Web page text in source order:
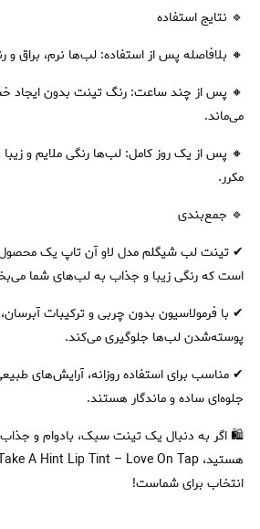
🔹 نتایج استفاده
🔸 بلافاصله پس از استفاده: لب‌ها نرم، براق و
🔸 پس از چند ساعت: رنگ تینت بدون ایجاد
می‌ماند.
🔸 پس از یک روز کامل: لب‌ها رنگی ملایم و زیبا
مکرر.
🔹 جمع‌بندی
✔ تینت لب شیگلم مدل لاو آن تاپ یک
است که رنگی زیبا و جذاب به لب‌های شما
✔ با فرمولاسیون بدون چربی و ترکیبات
پوسته‌شدن لب‌ها جلوگیری می‌کند.
✔ مناسب برای استفاده روزانه، آرایش‌های
جلوه‌ای ساده و ماندگار هستند.
🛍 اگر به دنبال یک تینت سبک، بادوام و
انتخاب برای شماست!